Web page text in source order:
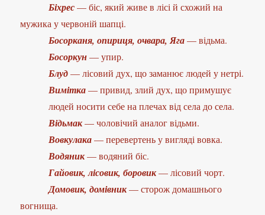
Біхрес— біс, який живе в лісі й схожий на
мужика у червоній шапці.
Босорканя, опириця, очвара, Яга— відьма.
Босоркун— упир.
Блуд— лісовий дух, що заманює людей у нетрі.
Вимітка— привид, злий дух, що примушує
людей носити себе на плечах від села до села.
Відьмак— чоловічий аналог відьми.
Вовкулака— перевертень у вигляді вовка.
Водяник— водяний біс.
Гайовик, лісовик, боровик— лісовий чорт.
Домовик, домівник— сторож домашнього
вогнища.